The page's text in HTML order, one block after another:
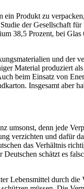
Produkt zu
der Gesellschaft
38,5 Prozent, bei
und der
Material produziert
beim Einsatz von
Insgesamt aber
umsonst, denn jede
verzichten und dafür
das Verhältnis
schätzt es
durch die